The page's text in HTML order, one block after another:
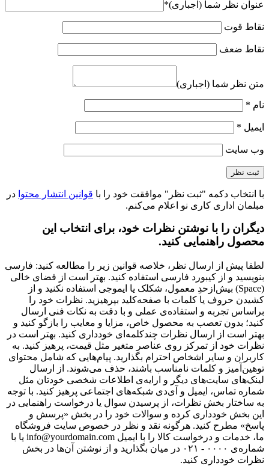
عنوان نظر شما (اجباری)*
نقاط قوت
نقاط ضعف
متن نظر شما (اجباری)
نام *
ایمیل *
وب‌ سایت
با انتخاب دکمه "ثبت نظر" موافقت خود را با قوانین انتشار محتوا در
مبلمان اداری کاری نو اعلام می‌کنم.
دیگران را با نوشتن نظرات خود، برای انتخاب این
محصول راهنمایی کنید.
لطفا پیش از ارسال نظر، خلاصه قوانین زیر را مطالعه کنید: فارسی
بنویسید و از کیبورد فارسی استفاده کنید. بهتر است از فضای خالی
(Space) بیش‌از‌حدِ معمول، شکلک یا ایموجی استفاده نکنید و از
کشیدن حروف یا کلمات با صفحه‌کلید بپرهیزید. نظرات خود را
براساس تجربه و استفاده‌ی عملی و با دقت به نکات فنی ارسال
کنید؛ بدون تعصب به محصول خاص، مزایا و معایب را بازگو کنید و
بهتر است از ارسال نظرات چندکلمه‌‌ای خودداری کنید. بهتر است در
نظرات خود از تمرکز روی عناصر متغیر مثل قیمت، پرهیز کنید. به
کاربران و سایر اشخاص احترام بگذارید. پیام‌هایی که شامل محتوای
توهین‌آمیز و کلمات نامناسب باشند، حذف می‌شوند. از ارسال
لینک‌های سایت‌های دیگر و ارایه‌ی اطلاعات شخصی خودتان مثل
شماره تماس، ایمیل و آی‌دی شبکه‌های اجتماعی پرهیز کنید. با توجه
به ساختار بخش نظرات، از پرسیدن سوال یا درخواست راهنمایی در
این بخش خودداری کرده و سوالات خود را در بخش «پرسش و
پاسخ» مطرح کنید. هرگونه نقد و نظر در خصوص سایت فروشگاه
ما، خدمات و درخواست کالا را با ایمیل info@yourdomain.com یا با
شماره‌ی ۰۰۰۰ - ۰۲۱ در میان بگذارید و از نوشتن آن‌ها در بخش
نظرات خودداری کنید.